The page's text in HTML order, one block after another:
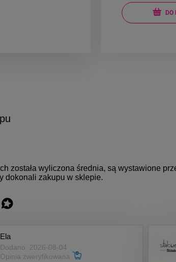
DO
została wyliczona średnia, są wystawione
dokonali zakupu w sklepie.
Ela
Dodano: 2026-08-04
Opinia zweryfikowana